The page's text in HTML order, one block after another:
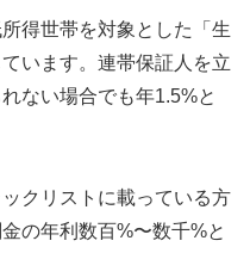
得世帯を対象とした「生
います。連帯保証人を立
ない場合でも年1.5%と
クリストに載っている方
の年利数百%〜数千%と